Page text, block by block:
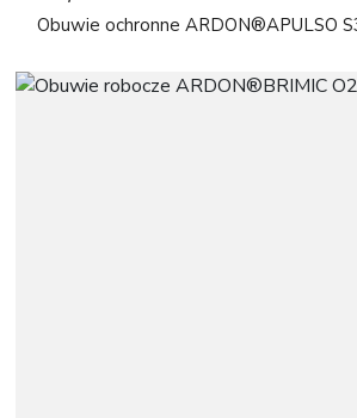
Obuwie ochronne ARDON®APULSO